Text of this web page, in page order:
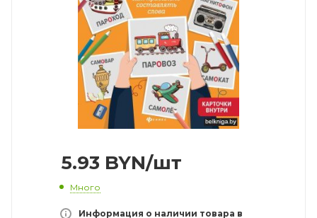
5.93 BYN/шт
Много
Информация о наличии товара в